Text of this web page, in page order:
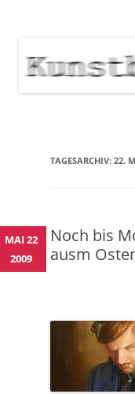
TAGESARCHIV: 22.
Noch bis
ausm
MAI 22
2009